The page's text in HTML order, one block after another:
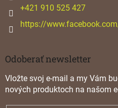
+421 910 525 427
https://
Odoberať newsletter
Vložte svoj e-mail a my Vám
nových produktoch na našom